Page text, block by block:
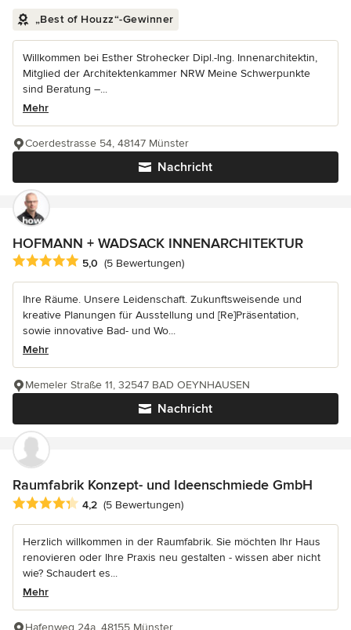
„Best of Houzz“-Gewinner
Willkommen bei Esther Strohecker Dipl.-Ing. Innenarchitektin,
Mitglied der Architektenkammer NRW Meine Schwerpunkte
sind Beratung –...
Mehr
Nachricht
Coerdestrasse 54, 48147 Münster
HOFMANN + WADSACK INNENARCHITEKTUR
Durchschnittliche Bewertung: 5 von 5 Sternen
5,0 (5 Bewertungen)
Ihre Räume. Unsere Leidenschaft. Zukunftsweisende und
kreative Planungen für Ausstellung und [Re]Präsentation,
sowie innovative Bad- und Wo...
Mehr
Nachricht
Memeler Straße 11, 32547 BAD OEYNHAUSEN
Raumfabrik Konzept- und Ideenschmiede GmbH
Durchschnittliche Bewertung: 4.2 von 5 Sternen
4,2 (5 Bewertungen)
Herzlich willkommen in der Raumfabrik. Sie möchten Ihr Haus
renovieren oder Ihre Praxis neu gestalten - wissen aber nicht
wie? Schaudert es...
Mehr
Hafenweg 24a, 48155 Münster